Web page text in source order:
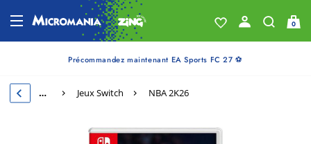
0
Précommandez maintenant EA Sports FC 27 ⚽
… Jeux Switch NBA 2K26